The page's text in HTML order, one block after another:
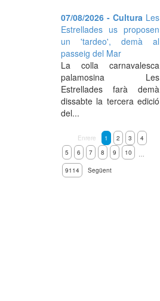
07/08/2026 - Cultura Les
Estrellades us proposen
un 'tardeo', demà al
passeig del Mar
La colla carnavalesca
palamosina Les
Estrellades farà demà
dissabte la tercera edició
del...
Enrere 1 2 3
4
5
6 7 8 9 10
…
9114
Següent